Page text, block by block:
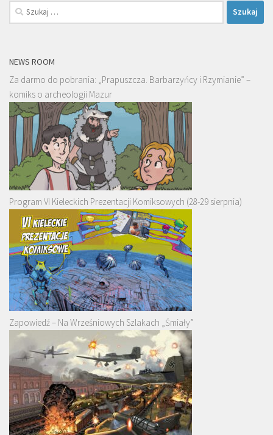
Szukaj:
NEWS ROOM
Za darmo do pobrania: „Prapuszcza. Barbarzyńcy i Rzymianie” –
komiks o archeologii Mazur
Program VI Kieleckich Prezentacji Komiksowych (28-29 sierpnia)
Zapowiedź – Na Wrześniowych Szlakach „Śmiały”